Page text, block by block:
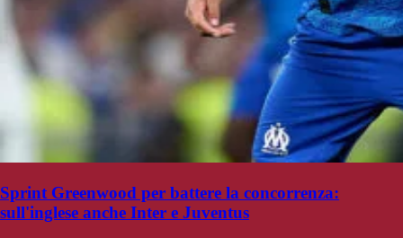
Sprint Greenwood per battere la concorrenza:
sull'inglese anche Inter e Juventus